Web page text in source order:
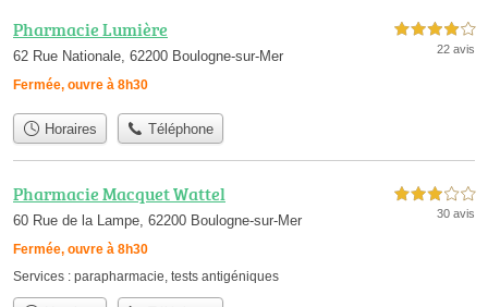
Pharmacie Lumière
62 Rue Nationale, 62200 Boulogne-sur-Mer
Fermée, ouvre à 8h30
4,0 étoiles sur 5
22 avis
Horaires Téléphone
Pharmacie Macquet Wattel
60 Rue de la Lampe, 62200 Boulogne-sur-Mer
Fermée, ouvre à 8h30
3,0 étoiles sur 5
30 avis
Services : parapharmacie, tests antigéniques